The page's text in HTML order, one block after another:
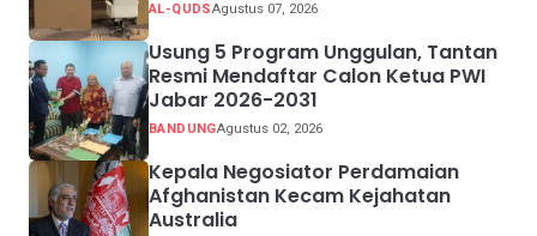
AL-QUDSAgustus 07, 2026
Usung 5 Program Unggulan, Tantan
Resmi Mendaftar Calon Ketua PWI
Jabar 2026-2031
BANDUNGAgustus 02, 2026
Kepala Negosiator Perdamaian
Afghanistan Kecam Kejahatan
Australia